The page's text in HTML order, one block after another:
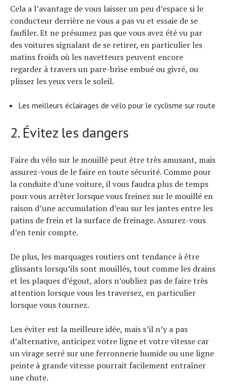
Cela a l’avantage de vous laisser un peu d’espace si le
conducteur derrière ne vous a pas vu et essaie de se
faufiler. Et ne présumez pas que vous avez été vu par
des voitures signalant de se retirer, en particulier les
matins froids où les navetteurs peuvent encore
regarder à travers un pare-brise embué ou givré, ou
plisser les yeux vers le soleil.
Les meilleurs éclairages de vélo pour le cyclisme sur route
2. Évitez les dangers
Faire du vélo sur le mouillé peut être très amusant, mais
assurez-vous de le faire en toute sécurité. Comme pour
la conduite d’une voiture, il vous faudra plus de temps
pour vous arrêter lorsque vous freinez sur le mouillé en
raison d’une accumulation d’eau sur les jantes entre les
patins de frein et la surface de freinage. Assurez-vous
d’en tenir compte.
De plus, les marquages ​​​​routiers ont tendance à être
glissants lorsqu’ils sont mouillés, tout comme les drains
et les plaques d’égout, alors n’oubliez pas de faire très
attention lorsque vous les traversez, en particulier
lorsque vous tournez.
Les éviter est la meilleure idée, mais s’il n’y a pas
d’alternative, anticipez votre ligne et votre vitesse car
un virage serré sur une ferronnerie humide ou une ligne
peinte à grande vitesse pourrait facilement entraîner
une chute.